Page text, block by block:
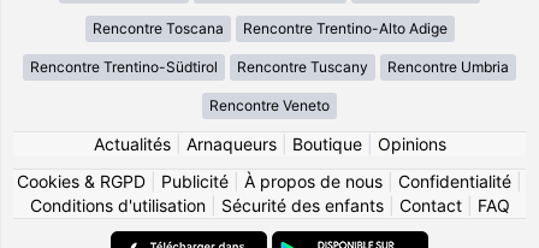
Rencontre Toscana Rencontre Trentino-Alto Adige
Rencontre Trentino-Südtirol Rencontre Tuscany Rencontre Umbria
Rencontre Veneto
Actualités| Arnaqueurs| Boutique| Opinions
Cookies & RGPD
Publicité À propos de nous Confidentialité
Conditions d'utilisation| Sécurité des enfants| Contact| FAQ